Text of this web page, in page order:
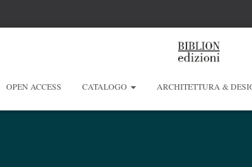
OPEN ACCESS CATALOGO ARCHITETTURA &